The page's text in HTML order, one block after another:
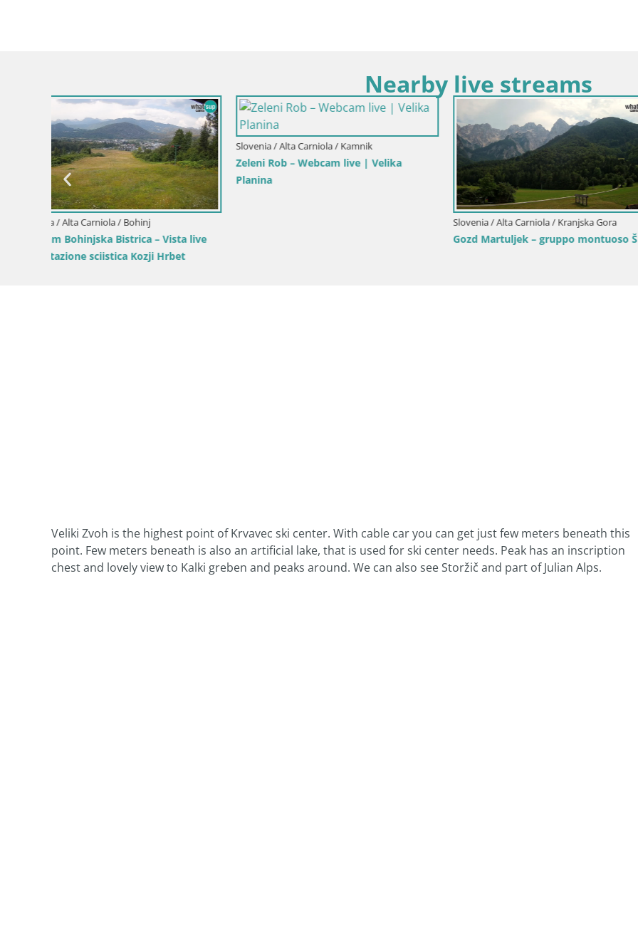
Nearby live streams
Slovenia / Alta Carniola / Kranjska Gora
Gozd Martuljek – gruppo montuoso Špik
Comprensorio sciistico Kranjska Gora |
Slovenia / Alta Carniola / Kranjska
Kranjska Gora | Velika Dolina
Veliki Zvoh is the highest point of Krvavec ski center. With cable car you can get just few meters beneath this
point. Few meters beneath is also an artificial lake, that is used for ski center needs. Peak has an inscription
chest and lovely view to Kalki greben and peaks around. We can also see Storžič and part of Julian Alps.